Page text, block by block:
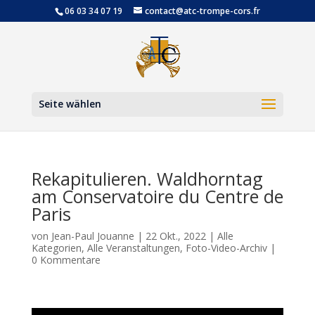
06 03 34 07 19 contact@atc-trompe-cors.fr
Seite wählen
Rekapitulieren. Waldhorntag
am Conservatoire du Centre de
Paris
von Jean-Paul Jouanne | 22 Okt., 2022| Alle
Kategorien, Alle Veranstaltungen, Foto-Video-Archiv|
0 Kommentare